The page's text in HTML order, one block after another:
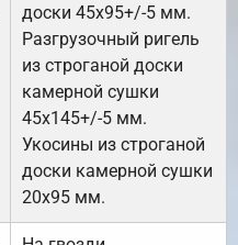
доски 45х95+/-5 мм.
Разгрузочный ригель
из строганой доски
камерной сушки
45х145+/-5 мм.
Укосины из строганой
доски камерной сушки
20х95 мм.